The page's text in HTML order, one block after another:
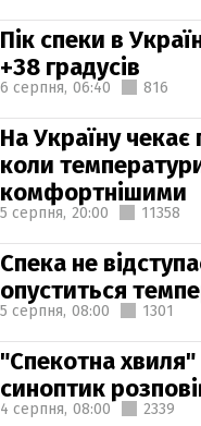
Пік спеки в
+38 градусів
6 серпня, 06:40 816
На Україну чекає
коли
комфортнішими
5 серпня, 20:00 11358
Спека не
опуститься
5 серпня, 08:00 1301
"Спекотна
синоптик
4 серпня, 08:00 2339